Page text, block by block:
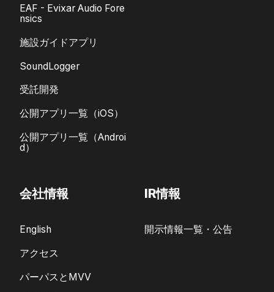
EAF - Evixar Audio Fore
nsics
施設ガイドアプリ
SoundLogger
受託開発
公開アプリ一覧（iOS）
公開アプリ一覧（Androi
d）
会社情報
English
アクセス
パーパスとMVV
IR情報
開示情報一覧・公告